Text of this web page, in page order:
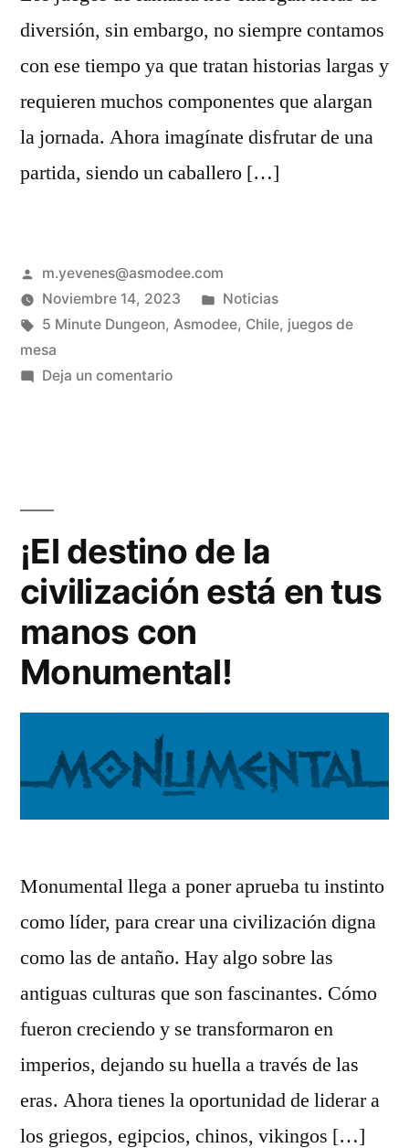
diversión, sin embargo, no siempre contamos
con ese tiempo ya que tratan historias largas y
requieren muchos componentes que alargan
la jornada. Ahora imagínate disfrutar de una
partida, siendo un caballero […]
m.yevenes@asmodee.com
Noviembre 14, 2023
Noticias
5 Minute Dungeon, Asmodee, Chile, juegos de
mesa
Deja un comentario
¡El destino de la
civilización está en tus
manos con
Monumental!
Monumental llega a poner aprueba tu instinto
como líder, para crear una civilización digna
como las de antaño. Hay algo sobre las
antiguas culturas que son fascinantes. Cómo
fueron creciendo y se transformaron en
imperios, dejando su huella a través de las
eras. Ahora tienes la oportunidad de liderar a
los griegos, egipcios, chinos, vikingos […]